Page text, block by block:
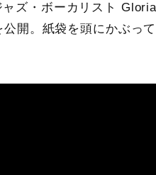
ズ・ボーカリスト
開。紙袋を頭にかぶっ